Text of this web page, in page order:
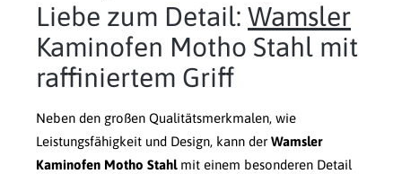
Liebe zum Detail: Wamsler
Kaminofen Motho Stahl mit
raffiniertem Griff
Neben den großen Qualitätsmerkmalen, wie
Leistungsfähigkeit und Design, kann der Wamsler
Kaminofen Motho Stahlmit einem besonderen Detail